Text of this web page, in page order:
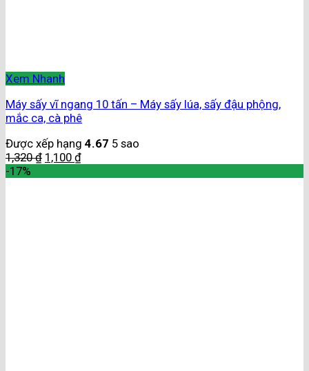
Xem Nhanh
Máy sấy vĩ ngang 10 tấn – Máy sấy lúa, sấy đậu phộng,
mắc ca, cà phê
Được xếp hạng 4.67 5 sao
1,320₫ 1,100 ₫
-17%